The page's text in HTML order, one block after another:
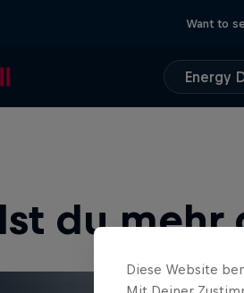
Want to
Energy
du mehr
Diese Website